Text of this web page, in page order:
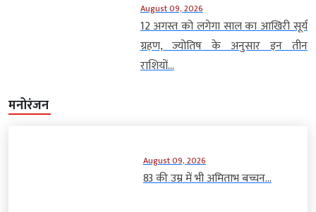
August 09, 2026
12 अगस्त को लगेगा साल का आखिरी सूर्य
ग्रहण, ज्योतिष के अनुसार इन तीन
राशियों...
मनोरंजन
August 09, 2026
83 की उम्र में भी अमिताभ बच्चन...